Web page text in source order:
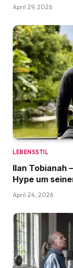
April 29, 2026
LEBENSSTIL
Ilan Tobianah
Hype um
April 24, 2026